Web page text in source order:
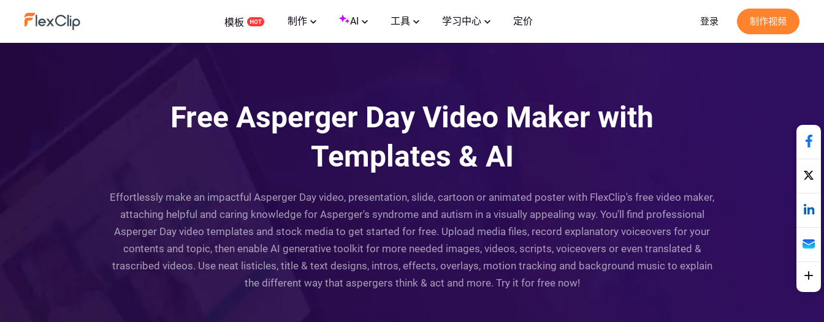
模板 制作 AI 工具 学习中心 定价 登录 制作视频
Free Asperger Day Video Maker with
Templates & AI
Effortlessly make an impactful Asperger Day video, presentation, slide, cartoon or animated poster with FlexClip's free video maker,
attaching helpful and caring knowledge for Asperger's syndrome and autism in a visually appealing way. You'll find professional
Asperger Day video templates and stock media to get started for free. Upload media files, record explanatory voiceovers for your
contents and topic, then enable AI generative toolkit for more needed images, videos, scripts, voiceovers or even translated &
trascribed videos. Use neat listicles, title & text designs, intros, effects, overlays, motion tracking and background music to explain
the different way that aspergers think & act and more. Try it for free now!